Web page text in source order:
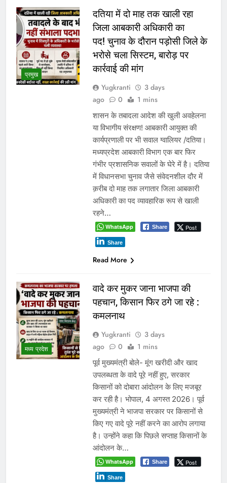
प्रमुख
दतिया में दो माह तक खाली रहा
जिला आबकारी अधिकारी का
पद! चुनाव के दौरान पड़ोसी जिले के
भरोसे चला सिस्टम, बारोड़ पर
कार्रवाई की मांग
Yugkranti
3 days
ago
0 1 mins
शासन के तबादला आदेश की खुली अवहेलना
या विभागीय संरक्षण! आबकारी आयुक्त की
कार्यप्रणाली पर भी सवाल ग्वालियर /दतिया।
मध्यप्रदेश आबकारी विभाग एक बार फिर
गंभीर प्रशासनिक सवालों के घेरे में है। दतिया
में विधानसभा चुनाव जैसे संवेदनशील दौर में
क़रीब दो माह तक लगातार जिला आबकारी
अधिकारी का पद व्यावहारिक रूप से खाली
रहने…
WhatsApp Share Post
Share
Read More
मध्य प्रदेश
वादे कर मुकर जाना भाजपा की
पहचान, किसान फिर ठगे जा रहे :
कमलनाथ
Yugkranti
3 days
ago
0 1 mins
पूर्व मुख्यमंत्री बोले- मूंग खरीदी और खाद
उपलब्धता के वादे पूरे नहीं हुए, सरकार
किसानों को दोबारा आंदोलन के लिए मजबूर
कर रही है। भोपाल, 4 अगस्त 2026। पूर्व
मुख्यमंत्री ने भाजपा सरकार पर किसानों से
किए गए वादे पूरे नहीं करने का आरोप लगाया
है। उन्होंने कहा कि पिछले सप्ताह किसानों के
आंदोलन के…
WhatsApp Share Post
Share